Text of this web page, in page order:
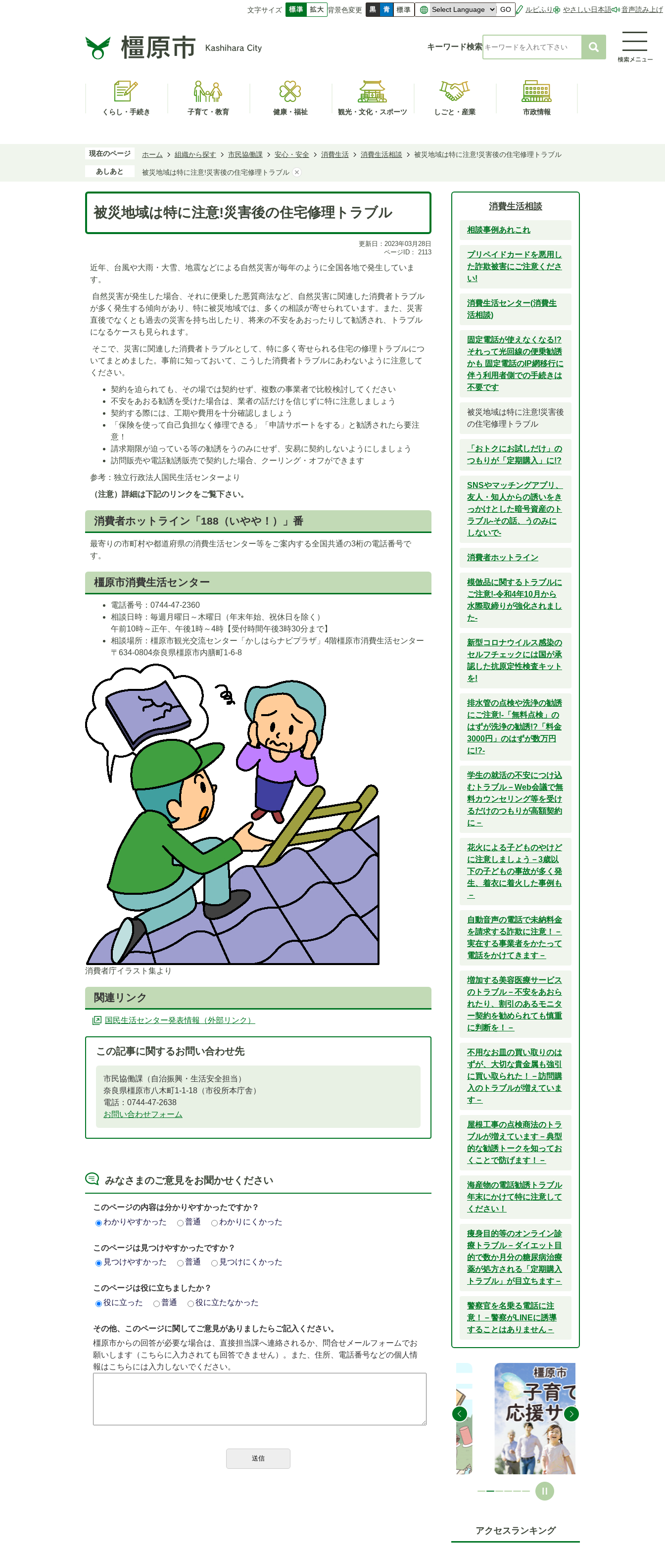
文字サイズ 背景色変更 GO ルビふり やさしい日本語 音声読み上げ
キーワード検索
くらし・手続き 子育て・教育 健康・福祉 観光・文化・スポーツ しごと・産業 市政情報
現在のページ ホーム 組織から探す 市民協働課 安心・安全 消費生活 消費生活相談 被災地域は特に注意!災害後の住宅修理トラブル
あしあと 被災地域は特に注意!災害後の住宅修理トラブル
被災地域は特に注意!災害後の住宅修理トラブル
更新日：2023年03月28日
ページID： 2113
近年、台風や大雨・大雪、地震などによる自然災害が毎年のように全国各地で発生していま
す。
自然災害が発生した場合、それに便乗した悪質商法など、自然災害に関連した消費者トラブル
が多く発生する傾向があり、特に被災地域では、多くの相談が寄せられています。また、災害
直後でなくとも過去の災害を持ち出したり、将来の不安をあおったりして勧誘され、トラブル
になるケースも見られます。
そこで、災害に関連した消費者トラブルとして、特に多く寄せられる住宅の修理トラブルにつ
いてまとめました。事前に知っておいて、こうした消費者トラブルにあわないように注意して
ください。
契約を迫られても、その場では契約せず、複数の事業者で比較検討してください
不安をあおる勧誘を受けた場合は、業者の話だけを信じずに特に注意しましょう
契約する際には、工期や費用を十分確認しましょう
「保険を使って自己負担なく修理できる」「申請サポートをする」と勧誘されたら要注
意！
請求期限が迫っている等の勧誘をうのみにせず、安易に契約しないようにしましょう
訪問販売や電話勧誘販売で契約した場合、クーリング・オフができます
参考：独立行政法人国民生活センターより
（注意）詳細は下記のリンクをご覧下さい。
消費者ホットライン「188（いやや！）」番
最寄りの市町村や都道府県の消費生活センター等をご案内する全国共通の3桁の電話番号で
す。
橿原市消費生活センター
電話番号：0744-47-2360
相談日時：毎週月曜日～木曜日（年末年始、祝休日を除く）
午前10時～正午、午後1時～4時【受付時間午後3時30分まで】
相談場所：橿原市観光交流センター「かしはらナビプラザ」4階橿原市消費生活センター
〒634-0804奈良県橿原市内膳町1-6-8
消費者庁イラスト集より
関連リンク
国民生活センター発表情報（外部リンク）
この記事に関するお問い合わせ先
市民協働課（自治振興・生活安全担当）
奈良県橿原市八木町1-1-18（市役所本庁舎）
電話：0744-47-2638
お問い合わせフォーム
みなさまのご意見をお聞かせください
このページの内容は分かりやすかったですか？
わかりやすかった
普通 わかりにくかった
このページは見つけやすかったですか？
見つけやすかった
普通 見つけにくかった
このページは役に立ちましたか？
役に立った
普通 役に立たなかった
その他、このページに関してご意見がありましたらご記入ください。
橿原市からの回答が必要な場合は、直接担当課へ連絡されるか、問合せメールフォームでお
願いします（こちらに入力されても回答できません）。また、住所、電話番号などの個人情
報はこちらには入力しないでください。
消費生活相談
相談事例あれこれ
プリペイドカードを悪用し
た詐欺被害にご注意くださ
い!
消費生活センター(消費生
活相談)
固定電話が使えなくなる!?
それって光回線の便乗勧誘
かも 固定電話のIP網移行に
伴う利用者側での手続きは
不要です
被災地域は特に注意!災害後
の住宅修理トラブル
「おトクにお試しだけ」の
つもりが「定期購入」に!?
SNSやマッチングアプリ、
友人・知人からの誘いをき
っかけとした暗号資産のト
ラブル-その話、うのみに
しないで-
消費者ホットライン
模倣品に関するトラブルに
ご注意!-令和4年10月から
水際取締りが強化されまし
た-
新型コロナウイルス感染の
セルフチェックには国が承
認した抗原定性検査キット
を!
排水管の点検や洗浄の勧誘
にご注意!-「無料点検」の
はずが洗浄の勧誘!?「料金
3000円」のはずが数万円
に!?-
学生の就活の不安につけ込
むトラブル－Web会議で無
料カウンセリング等を受け
るだけのつもりが高額契約
に－
花火による子どものやけど
に注意しましょう－3歳以
下の子どもの事故が多く発
生、着衣に着火した事例も
－
自動音声の電話で未納料金
を請求する詐欺に注意！－
実在する事業者をかたって
電話をかけてきます－
増加する美容医療サービス
のトラブル－不安をあおら
れたり、割引のあるモニタ
ー契約を勧められても慎重
に判断を！－
不用なお皿の買い取りのは
ずが、大切な貴金属も強引
に買い取られた！－訪問購
入のトラブルが増えていま
す－
屋根工事の点検商法のトラ
ブルが増えています－典型
的な勧誘トークを知ってお
くことで防げます！－
海産物の電話勧誘トラブル
年末にかけて特に注意して
ください！
痩身目的等のオンライン診
療トラブル－ダイエット目
的で数か月分の糖尿病治療
薬が処方される「定期購入
トラブル」が目立ちます－
警察官を名乗る電話に注
意！－警察がLINEに誘導
することはありません－
6
ラ
ラ
目
の
ス
ラ
イ
アクセスランキング